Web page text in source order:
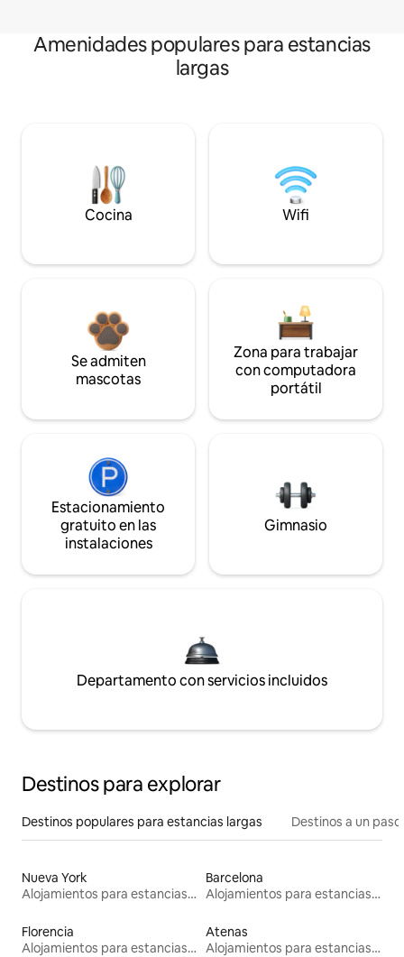
Amenidades populares para estancias
largas
Cocina Wifi
Se admiten
mascotas
Zona para trabajar
con computadora
portátil
Estacionamiento
gratuito en las
instalaciones
Gimnasio
Departamento con servicios incluidos
Destinos para explorar
Destinos populares para estancias largas Destinos a un
Nueva York
Alojamientos para estancias largas
Barcelona
Alojamientos para estancias largas
Florencia
Alojamientos para estancias largas
Atenas
Alojamientos para estancias largas